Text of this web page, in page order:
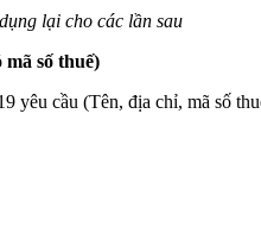
lại cho các lần sau
số thuế)
yêu cầu (Tên, địa chỉ, mã số